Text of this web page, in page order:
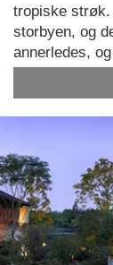
tropiske
storbyen, og
annerledes,
This
OK